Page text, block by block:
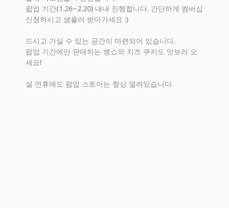
팝업 기간(1.26~2.20) 내내 진행합니다. 간단하게 멤버십
신청하시고 샘플러 받아가세요 :)
드시고 가실 수 있는 공간이 마련되어 있습니다.
팝업 기간에만 판매하는 뱅쇼와 치즈 쿠키도 맛보러 오
세요!
설 연휴에도 팝업 스토어는 항상 열려있습니다.